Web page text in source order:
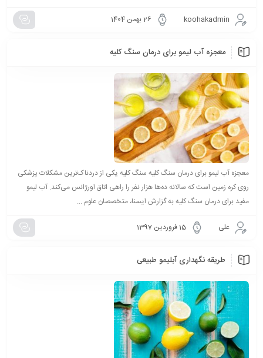
koohakadmin 26 بهمن 1404
معجزه آب لیمو برای درمان سنگ کلیه
معجزه آب لیمو برای درمان سنگ کلیه سنگ کلیه یکی از دردناک‌ترین مشکلات پزشکی
روی کره زمین است که سالانه ده‌ها هزار نفر را راهی اتاق اورژانس می‌کند. آب لیمو
مفید برای درمان سنگ کلیه به گزارش ایسنا، متخصصان علوم ...
علی 15 فروردین 1397
طریقه نگهداری آبلیمو طبیعی